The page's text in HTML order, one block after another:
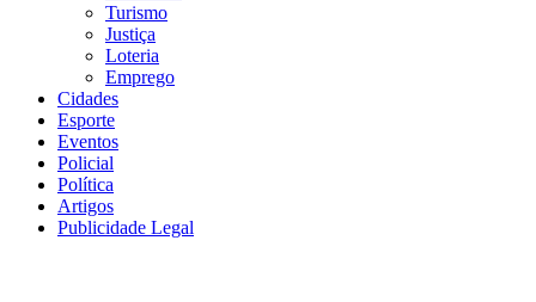
Turismo
Justiça
Loteria
Emprego
Cidades
Esporte
Eventos
Policial
Política
Artigos
Publicidade Legal